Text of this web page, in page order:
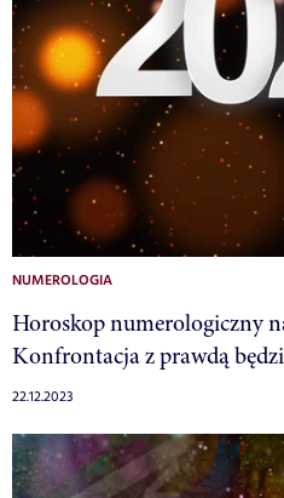
NUMEROLOGIA
Horoskop numerologiczny
Konfrontacja z prawdą
22.12.2023